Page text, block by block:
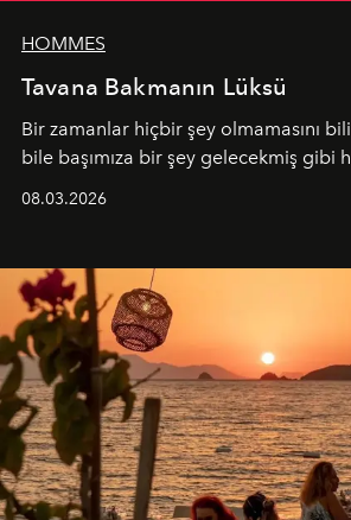
HOMMES
Tavana Bakmanın Lüksü
Bir zamanlar hiçbir şey olmamasını
bile başımıza bir şey gelecekmiş gibi
08.03.2026